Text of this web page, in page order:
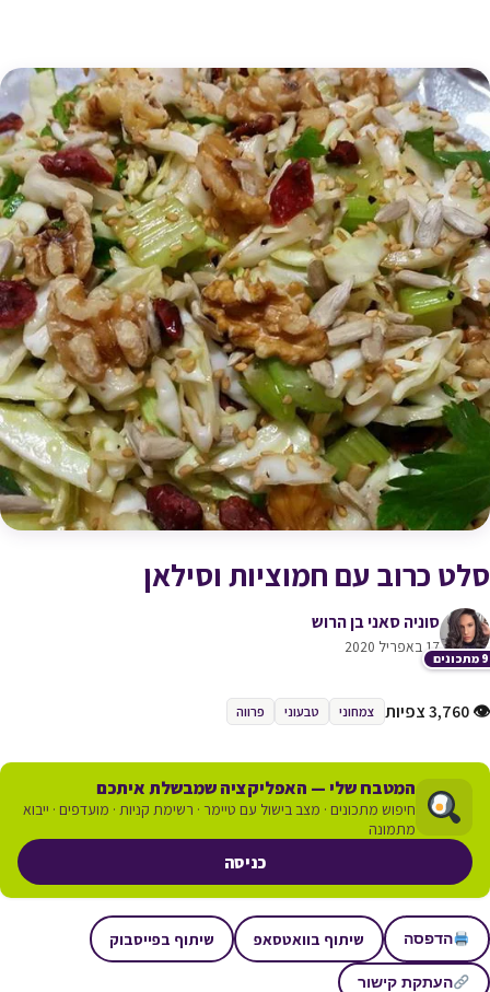
סלט כרוב עם חמוציות וסילאן
סוניה סאני בן הרוש
17 באפריל 2020
👁 3,760 צפיות צמחוני טבעוני פרווה
המטבח שלי — האפליקציה שמבשלת איתכם
חיפוש מתכונים · מצב בישול עם טיימר · רשימת קניות · מועדפים · ייבוא
מתמונה
כניסה
הדפסה שיתוף בוואטסאפ שיתוף בפייסבוק
העתקת קישור